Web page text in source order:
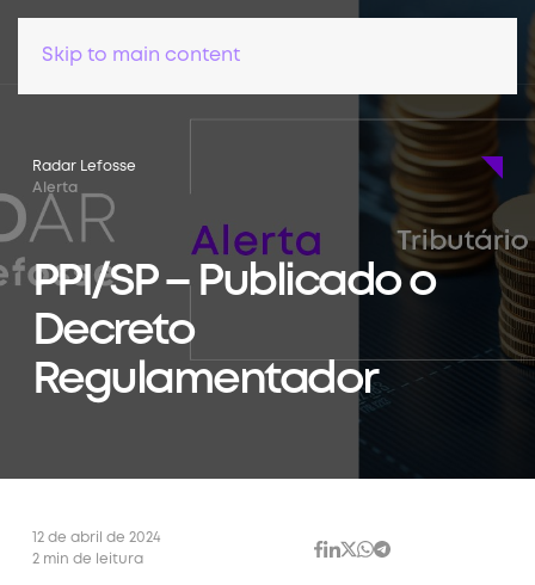
Skip to main content
Radar Lefosse
Alerta
PPI/SP – Publicado o
Decreto
Regulamentador
12 de abril de 2024
2 min de leitura